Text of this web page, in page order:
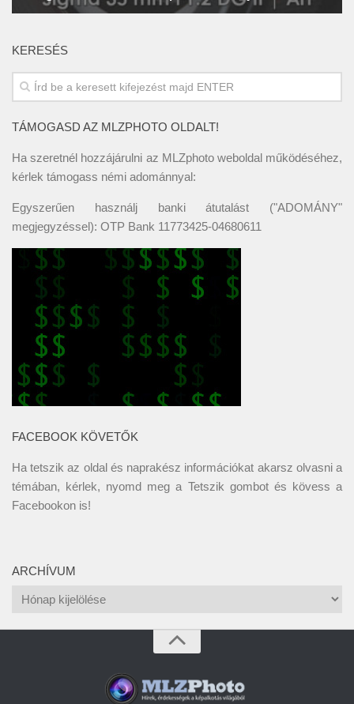
KERESÉS
TÁMOGASD AZ MLZPHOTO OLDALT!
Ha szeretnél hozzájárulni az MLZphoto weboldal működéséhez,
kérlek támogass némi adománnyal:
Egyszerűen használj banki átutalást ("ADOMÁNY"
megjegyzéssel): OTP Bank 11773425-04680611
FACEBOOK KÖVETŐK
Ha tetszik az oldal és naprakész információkat akarsz olvasni a
témában, kérlek, nyomd meg a Tetszik gombot és kövess a
Facebookon is!
ARCHÍVUM
Archívum